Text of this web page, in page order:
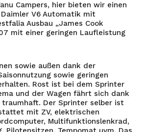
Campers, hier bieten wir einen
V6 Automatik mit
Ausbau „James Cook
mit einer geringen Laufleistung
sowie außen dank der
sowie geringen
Rost ist bei dem Sprinter
und der Wagen fährt sich dank
Der Sprinter selber ist
mit ZV, elektrischen
Multifunktionslenkrad,